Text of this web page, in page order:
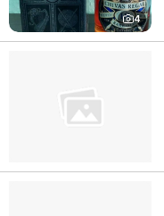
4